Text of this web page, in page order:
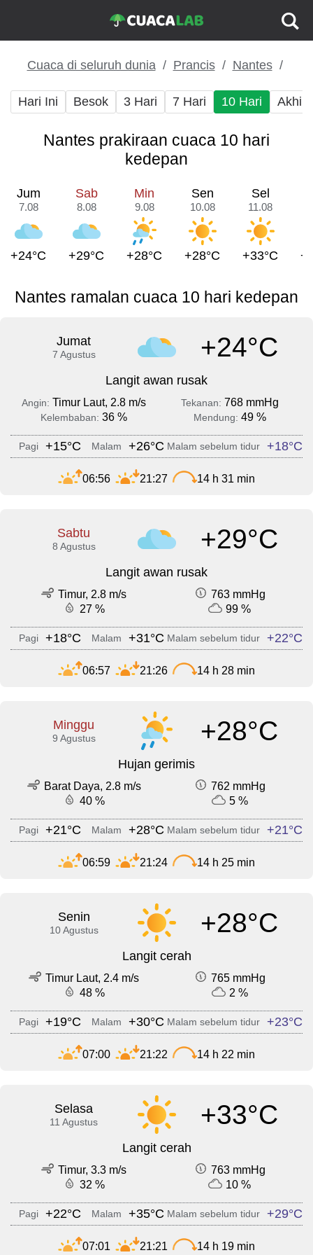
Cuaca di seluruh dunia Prancis Nantes
Hari Ini Besok 3 Hari 7 Hari 10 Hari Akhir
Nantes prakiraan cuaca 10 hari
kedepan
Jum
7.08
+24°C
Sab
8.08
+29°C
Min
9.08
+28°C
Sen
10.08
+28°C
Sel
11.08
+33°C
Nantes ramalan cuaca 10 hari kedepan
Jumat
7 Agustus +24°C
Langit awan rusak
Angin: Timur Laut, 2.8 m/s Tekanan: 768 mmHg
Kelembaban: 36 % Mendung: 49 %
Pagi +15°C Malam +26°C Malam sebelum tidur +18°C
06:56 21:27 14 h 31 min
Sabtu
8 Agustus +29°C
Langit awan rusak
Timur, 2.8 m/s
763 mmHg
27 %
99 %
Pagi +18°C Malam +31°C Malam sebelum tidur +22°C
06:57 21:26 14 h 28 min
Minggu
9 Agustus +28°C
Hujan gerimis
Barat Daya, 2.8 m/s
762 mmHg
40 %
5 %
Pagi +21°C Malam +28°C Malam sebelum tidur +21°C
06:59 21:24 14 h 25 min
Senin
10 Agustus +28°C
Langit cerah
Timur Laut, 2.4 m/s
765 mmHg
48 %
2 %
Pagi +19°C Malam +30°C Malam sebelum tidur +23°C
07:00 21:22 14 h 22 min
Selasa
11 Agustus +33°C
Langit cerah
Timur, 3.3 m/s
763 mmHg
32 %
10 %
Pagi +22°C Malam +35°C Malam sebelum tidur +29°C
07:01 21:21 14 h 19 min